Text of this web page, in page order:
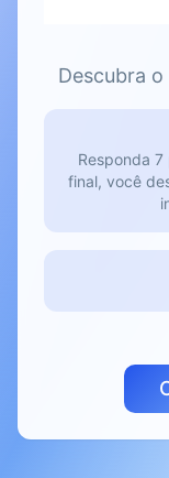
Descubra
Responda
final, você